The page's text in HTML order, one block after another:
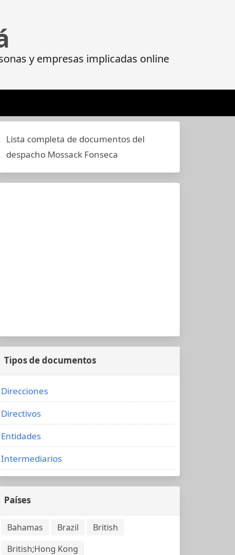
y empresas implicadas online
Lista completa de documentos del
despacho Mossack Fonseca
Tipos de documentos
Direcciones
Directivos
Entidades
Intermediarios
Países
Bahamas Brazil
British
British;Hong Kong